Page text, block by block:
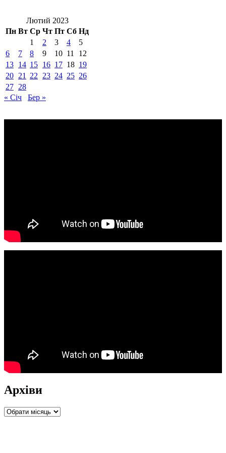
Лютий 2023
Пн Вт Ср Чт Пт Сб Нд
1
2 3 4
5
6
7 8 9 10 11
12
13 14 15 16 17 18 19
20 21 22 23 24 25 26
27 28
« Січ
Бер »
Архіви
Архіви